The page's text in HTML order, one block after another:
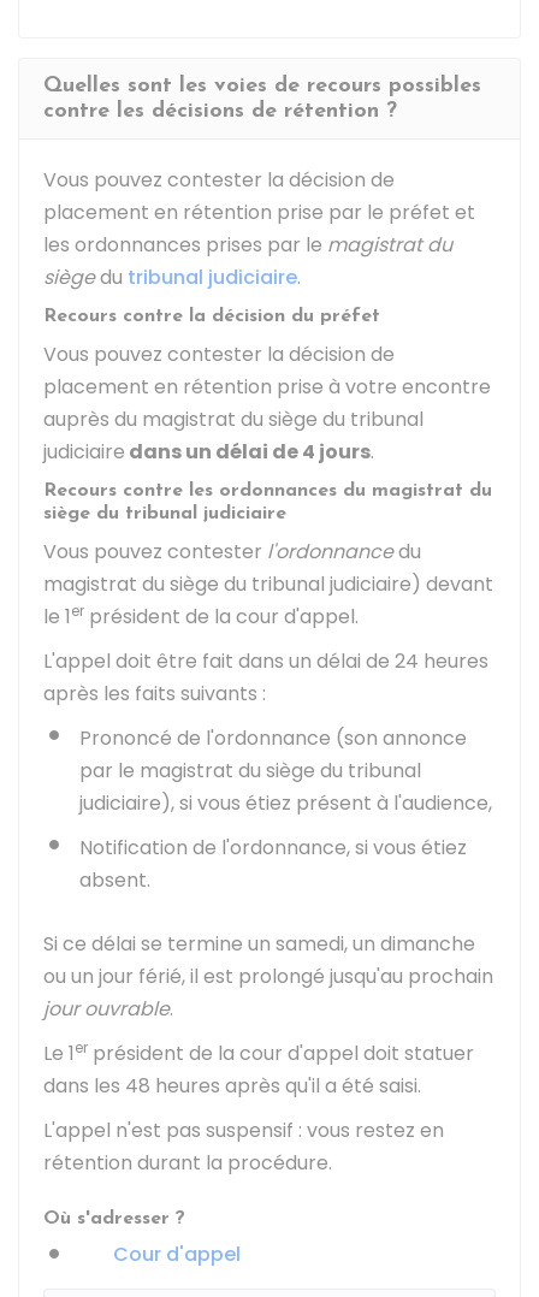
Quelles sont les voies de recours possibles
contre les décisions de rétention ?
Vous pouvez contester la décision de
placement en rétention prise par le préfet et
les ordonnances prises par le magistrat du
siègedu tribunal judiciaire.
Recours contre la décision du préfet
Vous pouvez contester la décision de
placement en rétention prise à votre encontre
auprès du magistrat du siège du tribunal
judiciaire dans un délai de 4 jours.
Recours contre les ordonnances du magistrat du
siège du tribunal judiciaire
Vous pouvez contester l'ordonnancedu
magistrat du siège du tribunal judiciaire) devant
le 1er président de la cour d'appel.
L'appel doit être fait dans un délai de 24 heures
après les faits suivants :
Prononcé de l'ordonnance (son annonce
par le magistrat du siège du tribunal
judiciaire), si vous étiez présent à l'audience,
Notification de l'ordonnance, si vous étiez
absent.
Si ce délai se termine un samedi, un dimanche
ou un jour férié, il est prolongé jusqu'au prochain
jour ouvrable.
Le 1er président de la cour d'appel doit statuer
dans les 48 heures après qu'il a été saisi.
L'appel n'est pas suspensif : vous restez en
rétention durant la procédure.
Où s'adresser ?
Cour d'appel